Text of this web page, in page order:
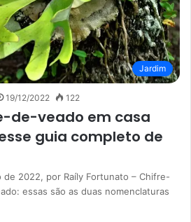
Jardim
19/12/2022 122
de-veado em casa
guia completo de
de 2022, por Raíly Fortunato – Chifre-
essas são as duas nomenclaturas